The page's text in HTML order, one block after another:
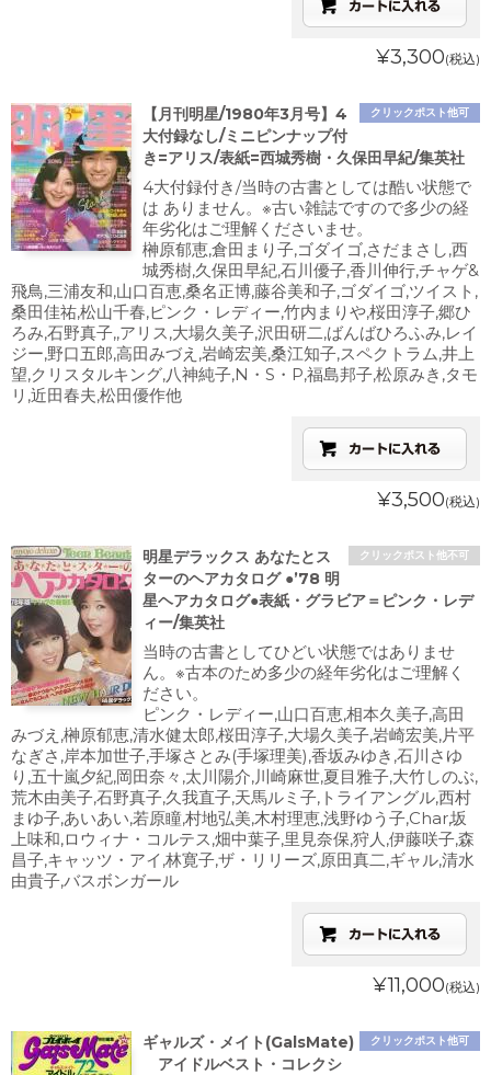
¥3,300(税込)
クリックポスト他可
【月刊明星/1980年3月号】4
大付録なし/ミニピンナップ付
き=アリス/表紙=西城秀樹・久保田早紀/集英社
4大付録付き/当時の古書としては酷い状態で
は ありません。※古い雑誌ですので多少の経
年劣化はご理解くださいませ。
榊原郁恵,倉田まり子,ゴダイゴ,さだまさし,西
城秀樹,久保田早紀,石川優子,香川伸行,チャゲ&
飛鳥,三浦友和,山口百恵,桑名正博,藤谷美和子,ゴダイゴ,ツイスト,
桑田佳祐,松山千春,ピンク・レディー,竹内まりや,桜田淳子,郷ひ
ろみ,石野真子,,アリス,大場久美子,沢田研二,ばんばひろふみ,レイ
ジー,野口五郎,高田みづえ,岩崎宏美,桑江知子,スペクトラム,井上
望,クリスタルキング,八神純子,N・S・P,福島邦子,松原みき,タモ
リ,近田春夫,松田優作他
¥3,500(税込)
クリックポスト他不可
明星デラックス あなたとス
ターのヘアカタログ ●’78 明
星ヘアカタログ●表紙・グラビア＝ピンク・レデ
ィー/集英社
当時の古書としてひどい状態ではありませ
ん。※古本のため多少の経年劣化はご理解く
ださい。
ピンク・レディー,山口百恵,相本久美子,高田
みづえ,榊原郁恵,清水健太郎,桜田淳子,大場久美子,岩崎宏美,片平
なぎさ,岸本加世子,手塚さとみ(手塚理美),香坂みゆき,石川さゆ
り,五十嵐夕紀,岡田奈々,太川陽介,川崎麻世,夏目雅子,大竹しのぶ,
荒木由美子,石野真子,久我直子,天馬ルミ子,トライアングル,西村
まゆ子,あいあい,若原瞳,村地弘美,木村理恵,浅野ゆう子,Char,坂
上味和,ロウィナ・コルテス,畑中葉子,里見奈保,狩人,伊藤咲子,森
昌子,キャッツ・アイ,林寛子,ザ・リリーズ,原田真二,ギャル,清水
由貴子,バスボンガール
¥11,000(税込)
クリックポスト他可
ギャルズ・メイト(GalsMate)
アイドルベスト・コレクシ